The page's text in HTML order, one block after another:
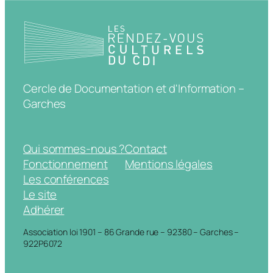
Cercle de Documentation et d'Information –
Garches
Qui sommes-nous ?
Fonctionnement
Les conférences
Le site
Adhérer
Contact
Mentions légales
Association loi 1901 – 86 Grande rue – 92380 – Garches –
922P6072